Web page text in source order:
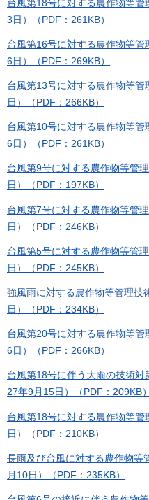
台風第18号に対する農作物等
3日）（PDF：261KB）
台風第16号に対する農作物等
6日）（PDF：269KB）
台風第13号に対する農作物等
日）（PDF：266KB）
台風第10号に対する農作物等
6日）（PDF：261KB）
台風第9号に対する農作物等管
日）（PDF：197KB）
台風第7号に対する農作物等管
日）（PDF：246KB）
台風第5号に対する農作物等管
日）（PDF：245KB）
強風雨に対する農作物等管理技
日）（PDF：234KB）
台風第20号に対する農作物等
6日）（PDF：266KB）
台風第18号に伴う大雨の技術
27年9月15日）（PDF：209KB）
台風第18号に対する農作物等
日）（PDF：210KB）
長雨及び台風に対する農作物等
月10日）（PDF：235KB）